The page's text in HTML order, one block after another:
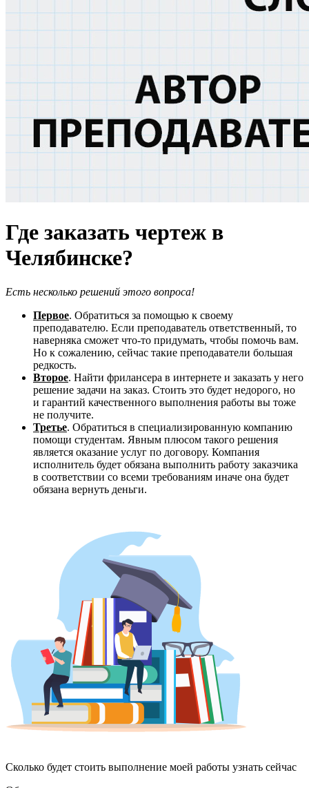
Где заказать чертеж в
Челябинске?
Есть несколько решений этого вопроса!
Первое. Обратиться за помощью к своему
преподавателю. Если преподаватель ответственный, то
наверняка сможет что-то придумать, чтобы помочь вам.
Но к сожалению, сейчас такие преподаватели большая
редкость.
Второе. Найти фрилансера в интернете и заказать у него
решение задачи на заказ. Стоить это будет недорого, но
и гарантий качественного выполнения работы вы тоже
не получите.
Третье. Обратиться в специализированную компанию
помощи студентам. Явным плюсом такого решения
является оказание услуг по договору. Компания
исполнитель будет обязана выполнить работу заказчика
в соответствии со всеми требованиям иначе она будет
обязана вернуть деньги.
Сколько будет стоить выполнение моей работы узнать сейчас